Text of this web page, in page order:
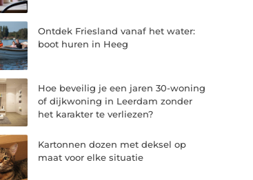
Ontdek Friesland vanaf het water:
boot huren in Heeg
Hoe beveilig je een jaren 30-woning
of dijkwoning in Leerdam zonder
het karakter te verliezen?
Kartonnen dozen met deksel op
maat voor elke situatie